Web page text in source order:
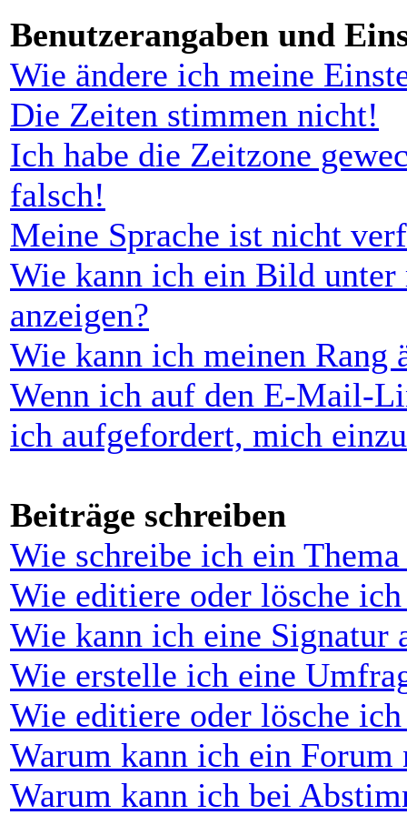
Benutzerangaben und
Wie ändere ich meine
Die Zeiten stimmen nicht!
Ich habe die Zeitzone
falsch!
Meine Sprache ist nicht
Wie kann ich ein Bild unter
anzeigen?
Wie kann ich meinen Rang
Wenn ich auf den E-Mail-
ich aufgefordert, mich
Beiträge schreiben
Wie schreibe ich ein
Wie editiere oder lösche
Wie kann ich eine Signatur
Wie erstelle ich eine
Wie editiere oder lösche
Warum kann ich ein Forum
Warum kann ich bei